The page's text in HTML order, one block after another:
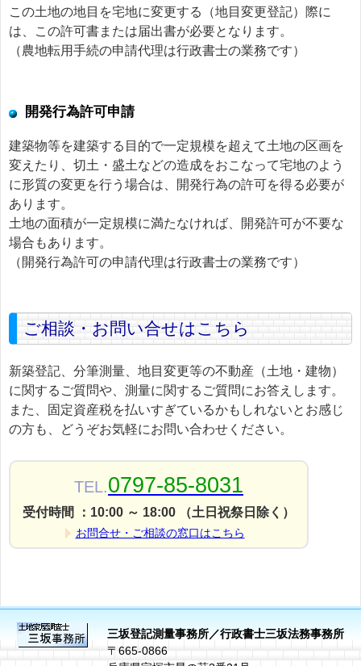
この土地の地目を宅地に変更する（地目変更登記）際に
は、この許可書または届出書が必要となります。
（農地転用手続の申請代理は行政書士の業務です）
開発行為許可申請
建築物等を建築する目的で一定規模を超えて土地の区画を
変えたり、切土・盛土などの造成をおこなって宅地のよう
に形質の変更を行う場合は、開発行為の許可を得る必要が
あります。
土地の面積が一定規模に満たなければ、開発許可が不要な
場合もあります。
（開発行為許可の申請代理は行政書士の業務です）
ご相談・お問い合せはこちら
新築登記、分筆測量、地目変更等の不動産（土地・建物）
に関するご質問や、測量に関するご質問にお答えします。
また、固定資産税を払いすぎているかもしれないとお感じ
の方も、どうぞお気軽にお問い合わせください。
TEL.0797-85-8031
受付時間 ：10:00 ～ 18:00 （土日祝祭日除く）
お問合せ・ご相談の窓口はこちら
三坂登記測量事務所／行政書士三坂法務事務所
〒665-0866